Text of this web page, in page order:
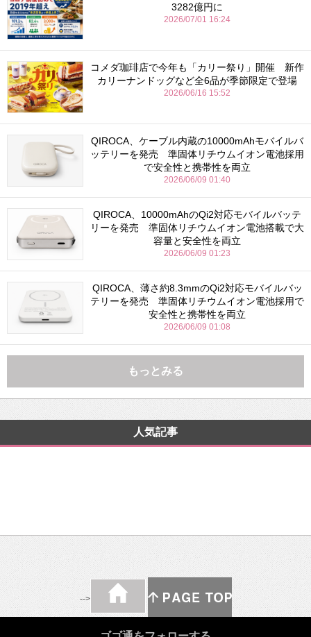
3282億円に
2026/07/01 16:24
コメダ珈琲店で今年も「カリー祭り」開催 新作
カリーナンドッグなど全6品が季節限定で登場
2026/06/16 15:52
QIROCA、ケーブル内蔵の10000mAhモバイルバ
ッテリーを発売 準固体リチウムイオン電池採用
で安全性と携帯性を両立
2026/06/09 01:40
QIROCA、10000mAhのQi2対応モバイルバッテ
リーを発売 準固体リチウムイオン電池搭載で大
容量と安全性を両立
2026/06/09 01:23
QIROCA、薄さ約8.3mmのQi2対応モバイルバッ
テリーを発売 準固体リチウムイオン電池採用で
安全性と携帯性を両立
2026/06/09 01:08
もっとみる
人気記事
-->